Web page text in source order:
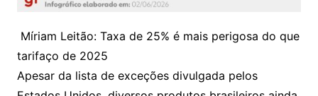
Míriam Leitão: Taxa de 25% é mais perigosa do que
tarifaço de 2025
Apesar da lista de exceções divulgada pelos